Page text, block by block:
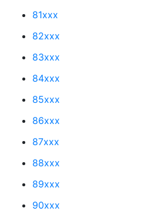
81xxx
82xxx
83xxx
84xxx
85xxx
86xxx
87xxx
88xxx
89xxx
90xxx